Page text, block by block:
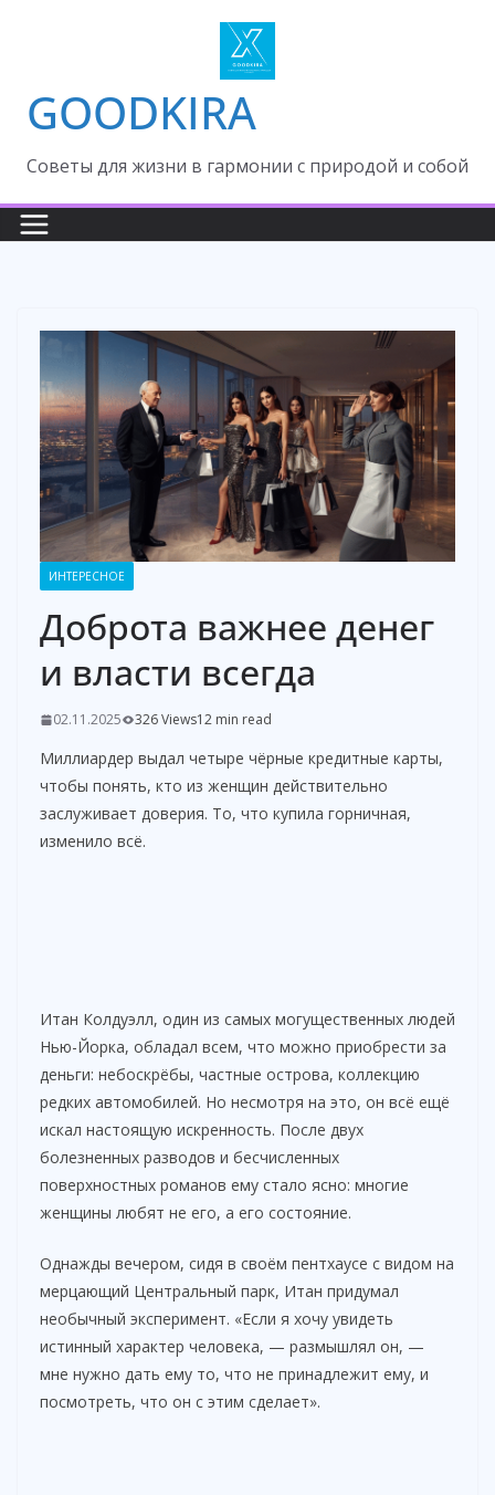
GOODKIRA
Cоветы для жизни в гармонии с природой и собой
ИНТЕРЕСНОЕ
Доброта важнее денег
и власти всегда
02.11.2025 326 Views12 min read
Миллиардер выдал четыре чёрные кредитные карты,
чтобы понять, кто из женщин действительно
заслуживает доверия. То, что купила горничная,
изменило всё.
Итан Колдуэлл, один из самых могущественных людей
Нью-Йорка, обладал всем, что можно приобрести за
деньги: небоскрёбы, частные острова, коллекцию
редких автомобилей. Но несмотря на это, он всё ещё
искал настоящую искренность. После двух
болезненных разводов и бесчисленных
поверхностных романов ему стало ясно: многие
женщины любят не его, а его состояние.
Однажды вечером, сидя в своём пентхаусе с видом на
мерцающий Центральный парк, Итан придумал
необычный эксперимент. «Если я хочу увидеть
истинный характер человека, — размышлял он, —
мне нужно дать ему то, что не принадлежит ему, и
посмотреть, что он с этим сделает».